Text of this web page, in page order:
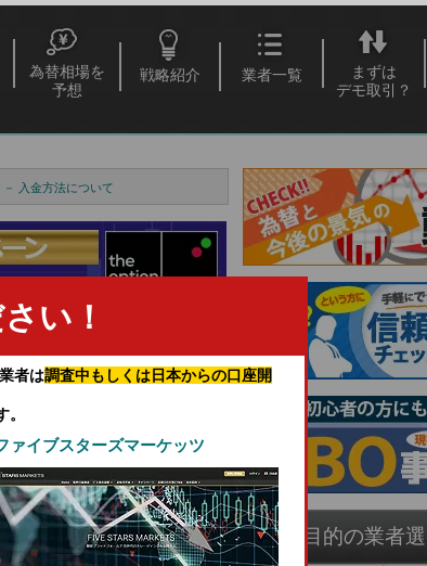
い！
者は調査中もしくは日本からの口座開
ァイブスターズマーケッツ
為替相場を
予想
戦略紹介 業者一覧
まずは
デモ取引？
入金方法について
ャンス
目的の業者